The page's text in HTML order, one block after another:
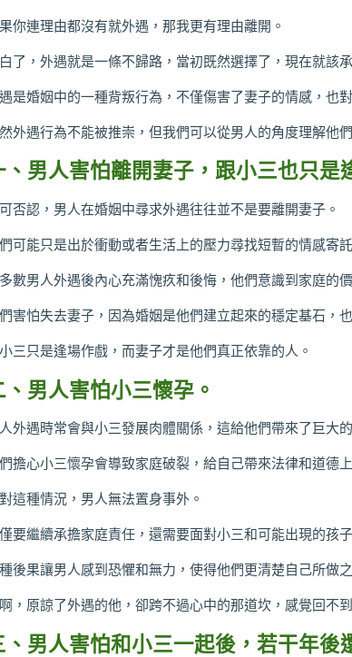
你連理由都沒有就外遇，那我更有理由離開。
了，外遇就是一條不歸路，當初既然選擇了，現在就該承
是婚姻中的一種背叛行為，不僅傷害了妻子的情感，也
外遇行為不能被推崇，但我們可以從男人的角度理解他
、男人害怕離開妻子，跟小三也只是
否認，男人在婚姻中尋求外遇往往並不是要離開妻子。
可能只是出於衝動或者生活上的壓力尋找短暫的情感寄託
數男人外遇後內心充滿愧疚和後悔，他們意識到家庭的
害怕失去妻子，因為婚姻是他們建立起來的穩定基石，
三只是逢場作戲，而妻子才是他們真正依靠的人。
、男人害怕小三懷孕。
外遇時常會與小三發展肉體關係，這給他們帶來了巨大
擔心小三懷孕會導致家庭破裂，給自己帶來法律和道德
這種情況，男人無法置身事外。
要繼續承擔家庭責任，還需要面對小三和可能出現的孩子
後果讓男人感到恐懼和無力，使得他們更清楚自己所做
，原諒了外遇的他，卻跨不過心中的那道坎，感覺回不
、男人害怕和小三一起後，若干年後